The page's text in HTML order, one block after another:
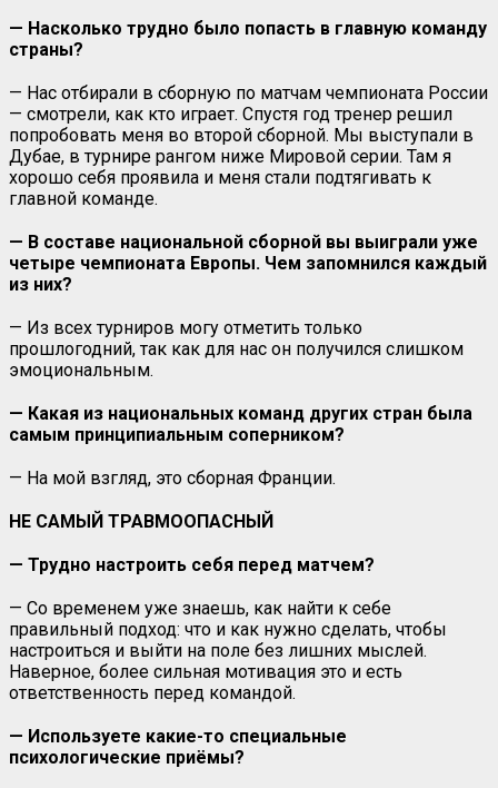
— Насколько трудно было попасть в главную команду
страны?
— Нас отбирали в сборную по матчам чемпионата России
— смотрели, как кто играет. Спустя год тренер решил
попробовать меня во второй сборной. Мы выступали в
Дубае, в турнире рангом ниже Мировой серии. Там я
хорошо себя проявила и меня стали подтягивать к
главной команде.
— В составе национальной сборной вы выиграли уже
четыре чемпионата Европы. Чем запомнился каждый
из них?
— Из всех турниров могу отметить только
прошлогодний, так как для нас он получился слишком
эмоциональным.
— Какая из национальных команд других стран была
самым принципиальным соперником?
— На мой взгляд, это сборная Франции.
НЕ САМЫЙ ТРАВМООПАСНЫЙ
— Трудно настроить себя перед матчем?
— Со временем уже знаешь, как найти к себе
правильный подход: что и как нужно сделать, чтобы
настроиться и выйти на поле без лишних мыслей.
Наверное, более сильная мотивация это и есть
ответственность перед командой.
— Используете какие-то специальные
психологические приёмы?